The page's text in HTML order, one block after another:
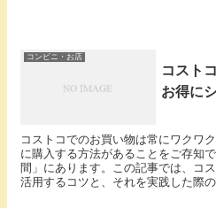
コンビニ・お店
コスト
お得に
コストコでのお買い物は常にワクワ
に購入する方法があることをご存知
間」にあります。この記事では、コ
活用するコツと、それを実践した際